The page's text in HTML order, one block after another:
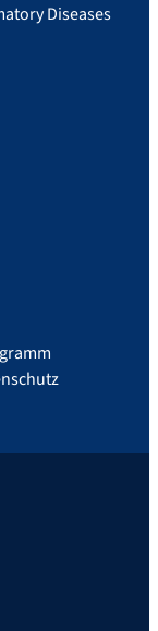
Diseases